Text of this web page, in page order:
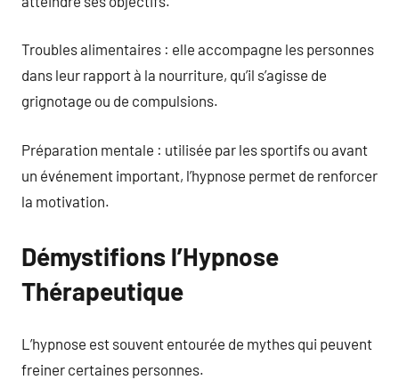
Troubles alimentaires : elle accompagne les personnes
dans leur rapport à la nourriture, qu’il s’agisse de
grignotage ou de compulsions.
Préparation mentale : utilisée par les sportifs ou avant
un événement important, l’hypnose permet de renforcer
la motivation.
Démystifions l’Hypnose
Thérapeutique
L’hypnose est souvent entourée de mythes qui peuvent
freiner certaines personnes.